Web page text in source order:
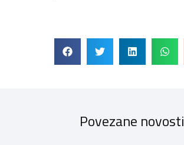
Povezane novosti